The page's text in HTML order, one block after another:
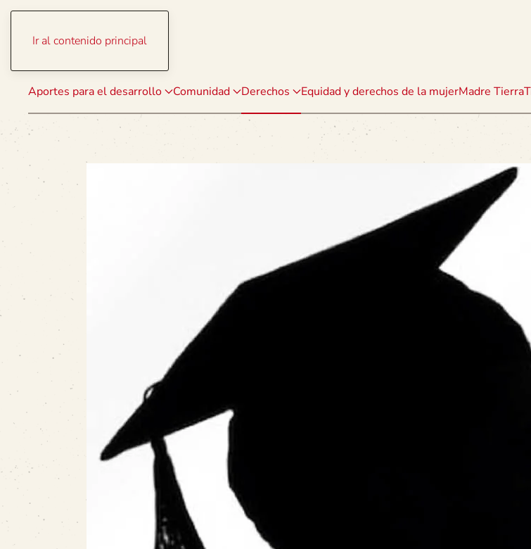
Ir al contenido principal
Aportes para el desarrollo Comunidad Derechos Equidad y derechos de la mujerMadre Tierra